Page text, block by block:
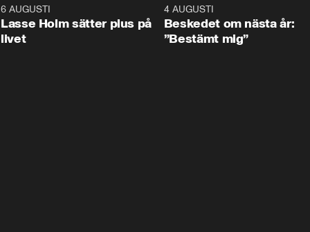
6 AUGUSTI
Lasse Holm sätter plus på
livet
4 AUGUSTI
Beskedet om nästa år:
”Bestämt mig”